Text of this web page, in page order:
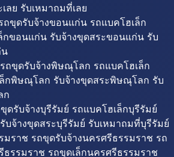
ลย รับเหมาถมที่เลย
ขุดรับจ้างขอนแก่น รถแบคโฮเล็ก
ขอนแก่น รับจ้างขุดสระขอนแก่น รับ
ถขุดรับจ้างพิษณุโลก รถแบคโฮเล็ก
กพิษณุโลก รับจ้างขุดสระพิษณุโลก รับ
ก
ดรับจ้างบุรีรัมย์ รถแบคโฮเล็กบุรีรัมย์
บจ้างขุดสระบุรีรัมย์ รับเหมาถมที่บุรีรัมย์
มราช รถขุดรับจ้างนครศรีธรรมราช รถ
ธรรมราช รถขุดเล็กนครศรีธรรมราช